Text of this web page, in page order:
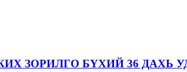
ЗОРИЛГО БҮХИЙ 36 ДАХЬ